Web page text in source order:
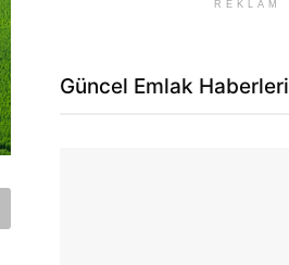
REKLAM
Güncel Emlak Haberleri